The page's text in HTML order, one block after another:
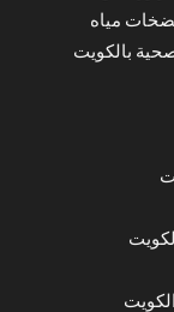
مياه
بالكويت